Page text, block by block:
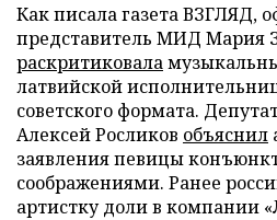
Как писала газета ВЗГЛЯД,
представитель МИД Мария
раскритиковала
латвийской
советского формата.
Алексей Росликов объяснил
заявления певицы
соображениями. Ранее
артистку доли в компании